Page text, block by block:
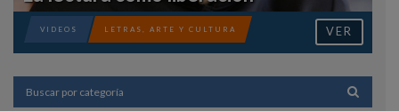
LETRAS, ARTE Y CULTURA
VIDEOS VER